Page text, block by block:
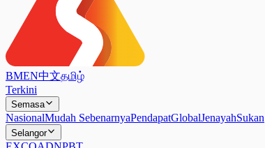
BMEN中文தமிழ்
Terkini
Semasa
NasionalMudah SebenarnyaPendapatGlobalJenayahSukan
Selangor